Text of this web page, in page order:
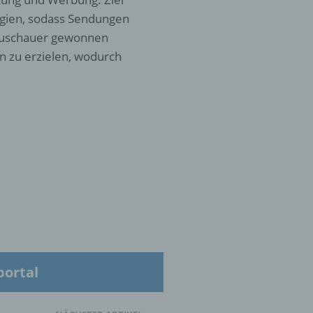
sodass Sendungen
gewonnen
zu erzielen, wodurch